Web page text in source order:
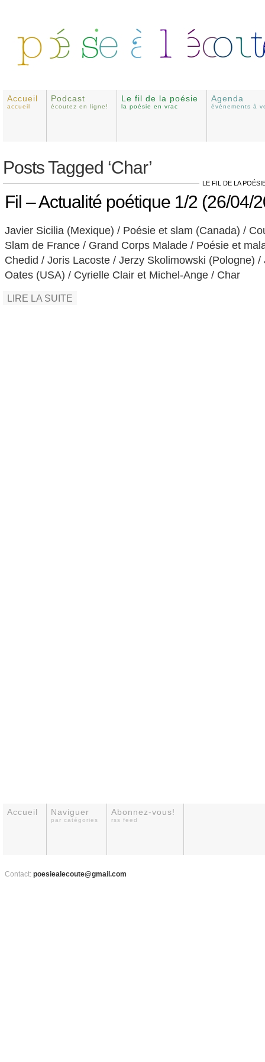
Accueil
accueil
Podcast
écoutez en ligne!
Le fil de la poésie
la poésie en vrac
Agenda
événements à
Posts Tagged ‘Char’
LE FIL DE LA
Fil – Actualité poétique 1/2 (26/04/
Javier Sicilia (Mexique) / Poésie et slam (Canada) /
Slam de France / Grand Corps Malade / Poésie et
Chedid / Joris Lacoste / Jerzy Skolimowski (Pologne) /
Oates (USA) / Cyrielle Clair et Michel-Ange / Char
LIRE LA SUITE
Accueil Naviguer
par catégories
Abonnez-vous!
rss feed
Contact: poesiealecoute@gmail.com